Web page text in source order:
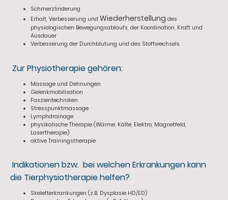
Schmerzlinderung
Erhalt, Verbesserung und Wiederherstellung des
physiologischen Bewegungsablaufs, der Koordination, Kraft und
Ausdauer
Verbesserung der Durchblutung und des Stoffwechsels
Zur Physiotherapie gehören:
Massage und Dehnungen
Gelenkmobilisation
Faszientechniken
Stresspunktmassage
Lymphdrainage
physikalische Therapie (Wärme, Kälte, Elektro, Magnetfeld,
Lasertherapie)
aktive Trainingstherapie
Indikationen bzw. bei welchen Erkrankungen kann
die Tierphysiotherapie helfen?
Skeletterkrankungen (z.B. Dysplasie HD/ED)